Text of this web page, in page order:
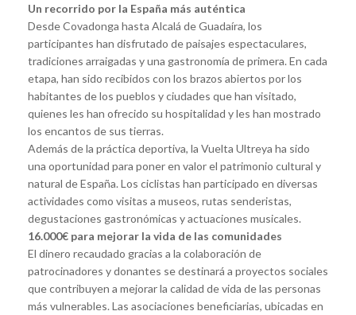
Un recorrido por la España más auténtica
Desde Covadonga hasta Alcalá de Guadaíra, los
participantes han disfrutado de paisajes espectaculares,
tradiciones arraigadas y una gastronomía de primera. En cada
etapa, han sido recibidos con los brazos abiertos por los
habitantes de los pueblos y ciudades que han visitado,
quienes les han ofrecido su hospitalidad y les han mostrado
los encantos de sus tierras.
Además de la práctica deportiva, la Vuelta Ultreya ha sido
una oportunidad para poner en valor el patrimonio cultural y
natural de España. Los ciclistas han participado en diversas
actividades como visitas a museos, rutas senderistas,
degustaciones gastronómicas y actuaciones musicales.
16.000€ para mejorar la vida de las comunidades
El dinero recaudado gracias a la colaboración de
patrocinadores y donantes se destinará a proyectos sociales
que contribuyen a mejorar la calidad de vida de las personas
más vulnerables. Las asociaciones beneficiarias, ubicadas en